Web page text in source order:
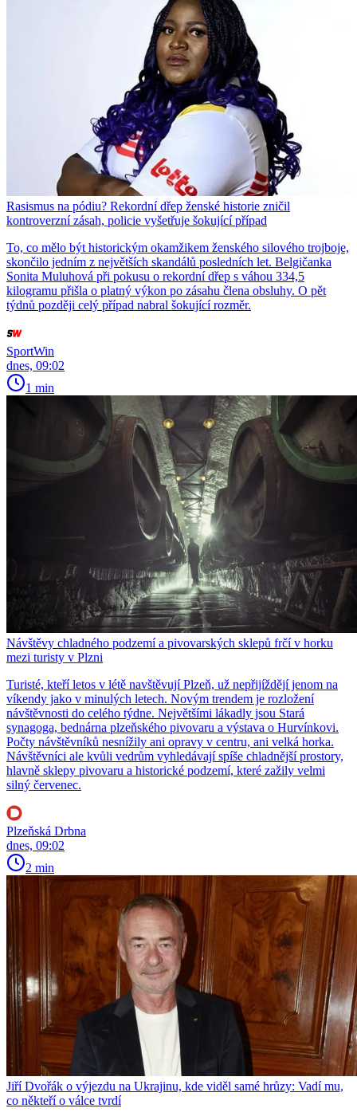
Rasismus na pódiu? Rekordní dřep ženské historie zničil
kontroverzní zásah, policie vyšetřuje šokující případ
To, co mělo být historickým okamžikem ženského silového trojboje,
skončilo jedním z největších skandálů posledních let. Belgičanka
Sonita Muluhová při pokusu o rekordní dřep s váhou 334,5
kilogramu přišla o platný výkon po zásahu člena obsluhy. O pět
týdnů později celý případ nabral šokující rozměr.
SportWin
dnes, 09:02
1 min
Návštěvy chladného podzemí a pivovarských sklepů frčí v horku
mezi turisty v Plzni
Turisté, kteří letos v létě navštěvují Plzeň, už nepřijíždějí jenom na
víkendy jako v minulých letech. Novým trendem je rozložení
návštěvnosti do celého týdne. Největšími lákadly jsou Stará
synagoga, bednárna plzeňského pivovaru a výstava o Hurvínkovi.
Počty návštěvníků nesnížily ani opravy v centru, ani velká horka.
Návštěvníci ale kvůli vedrům vyhledávají spíše chladnější prostory,
hlavně sklepy pivovaru a historické podzemí, které zažily velmi
silný červenec.
Plzeňská Drbna
dnes, 09:02
2 min
Jiří Dvořák o výjezdu na Ukrajinu, kde viděl samé hrůzy: Vadí mu,
co někteří o válce tvrdí